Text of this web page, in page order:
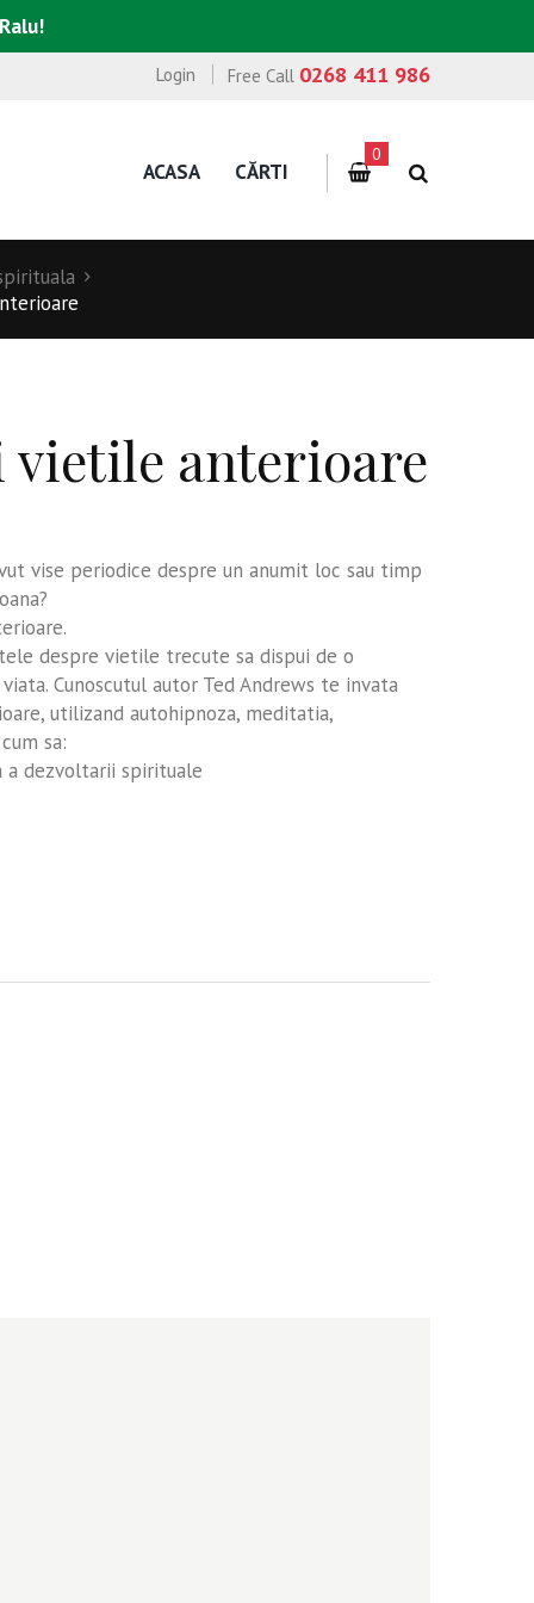
Free Call 0268 411 986
Login
ACASA CĂRTI
0
vietile anterioare
vise periodice despre un anumit loc sau timp
despre vietile trecute sa dispui de o
Cunoscutul autor Ted Andrews te invata
utilizand autohipnoza, meditatia,
sa:
dezvoltarii spirituale